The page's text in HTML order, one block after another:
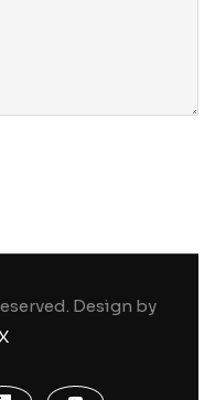
Design by